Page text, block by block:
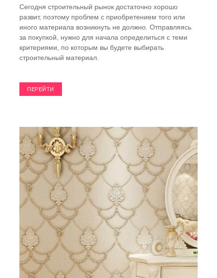
Сегодня строительный рынок достаточно хорошо
развит, поэтому проблем с приобретением того или
иного материала возникнуть не должно. Отправляясь
за покупкой, нужно для начала определиться с теми
критериями, по которым вы будете выбирать
строительный материал.
ПЕРЕЙТИ